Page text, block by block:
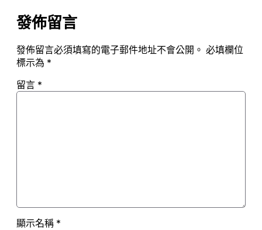
發佈留言
發佈留言必須填寫的電子郵件地址不會公開。 必填欄位
標示為 *
留言 *
顯示名稱 *